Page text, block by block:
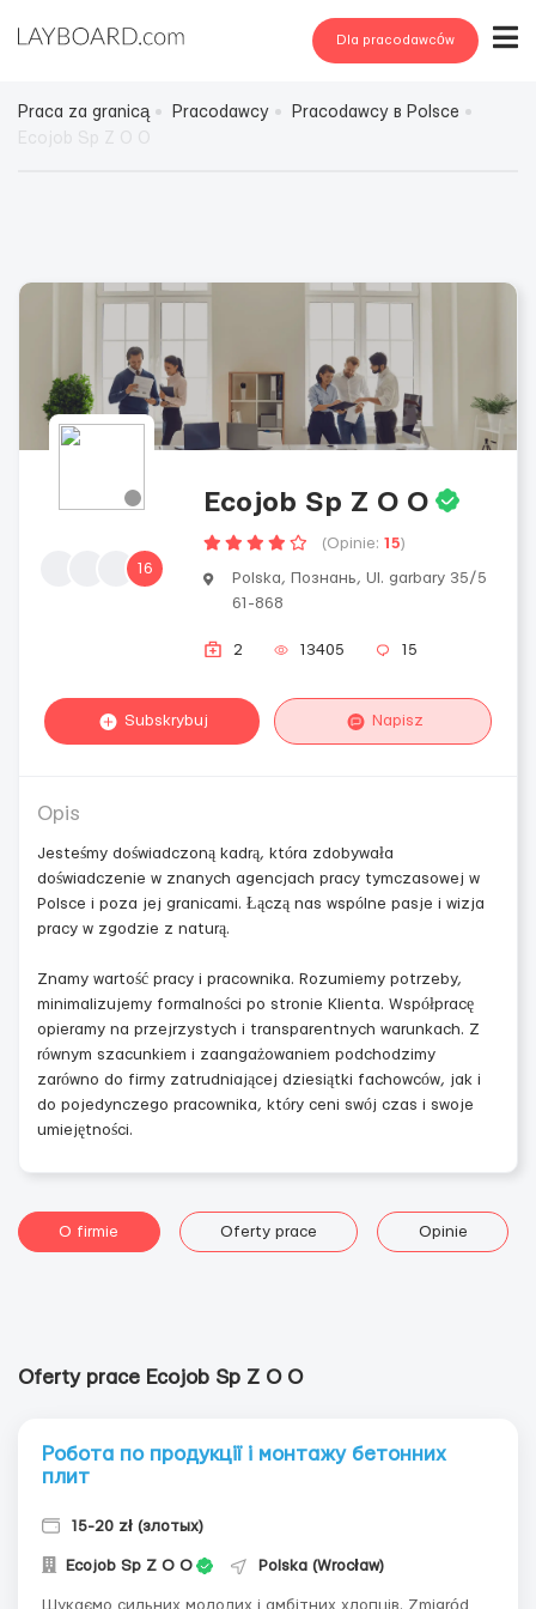
Dla pracodawców
Praca za granicą Pracodawcy
Pracodawcy в Polsce
16
Ecojob Sp Z O O
(Opinie: 15)
Polska, Познань, Ul. garbary 35/5
61-868
2 13405 15
Subskrybuj Napisz
Opis
Jesteśmy doświadczoną kadrą, która zdobywała
doświadczenie w znanych agencjach pracy tymczasowej w
Polsce i poza jej granicami. Łączą nas wspólne pasje i wizja
pracy w zgodzie z naturą.
Znamy wartość pracy i pracownika. Rozumiemy potrzeby,
minimalizujemy formalności po stronie Klienta. Współpracę
opieramy na przejrzystych i transparentnych warunkach. Z
równym szacunkiem i zaangażowaniem podchodzimy
zarówno do firmy zatrudniającej dziesiątki fachowców, jak i
do pojedynczego pracownika, który ceni swój czas i swoje
umiejętności.
O firmie Oferty prace Opinie
Oferty prace Ecojob Sp Z O O
Робота по продукції і монтажу бетонних
плит
15-20 zł (злотых)
Ecojob Sp Z O O Polska (Wrocław)
Шукаємо сильних молодих і амбітних хлопців. Zmigród